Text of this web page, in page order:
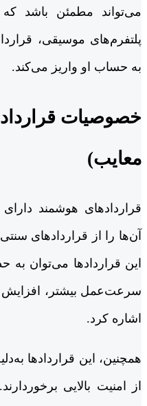
می‌تواند مطمئن باشد
پلتفرم‌های موسیقی،
به حساب او واریز می‌کند.
خصوصیات
معایب)
قراردادهای هوشمند
آن‌ها را از قراردادهای
این قراردادها می‌توان
سرعت‌عمل بیشتر،
اشاره کرد.
همچنین، این قراردادها
از امنیت بالایی